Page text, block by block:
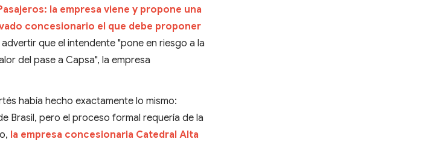
la empresa viene y propone una
concesionario el que debe proponer
advertir que el intendente "pone en riesgo a la
del pase a Capsa", la empresa
había hecho exactamente lo mismo:
Brasil, pero el proceso formal requería de la
la empresa concesionaria Catedral Alta